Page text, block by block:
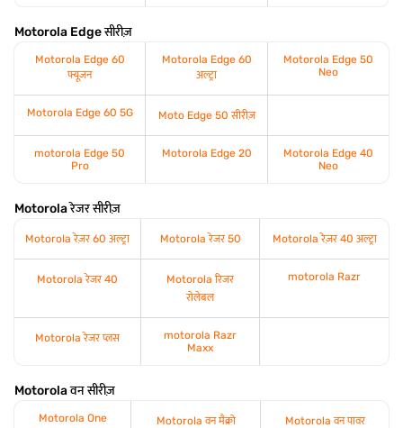
Motorola Edge सीरीज़
Motorola Edge 60
फ्यूज़न
Motorola Edge 60
अल्ट्रा
Motorola Edge 50
Neo
Motorola Edge 60 5G Moto Edge 50 सीरीज़
motorola Edge 50
Pro
Motorola Edge 20
Motorola Edge 40
Neo
Motorola रेजर सीरीज़
Motorola रेज़र 60 अल्ट्रा Motorola रेजर 50 Motorola रेज़र 40 अल्ट्रा
Motorola रेजर 40
Motorola रिजर
रोलेबल
motorola Razr
Motorola रेजर प्लस
motorola Razr
Maxx
Motorola वन सीरीज़
Motorola One Motorola वन मैक्रो Motorola वन पावर